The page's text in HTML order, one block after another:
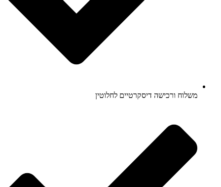
משלוח ורכישה דיסקרטיים לחלוטין